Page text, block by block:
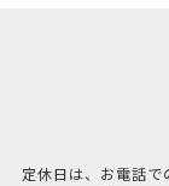
定休日は、お電話で